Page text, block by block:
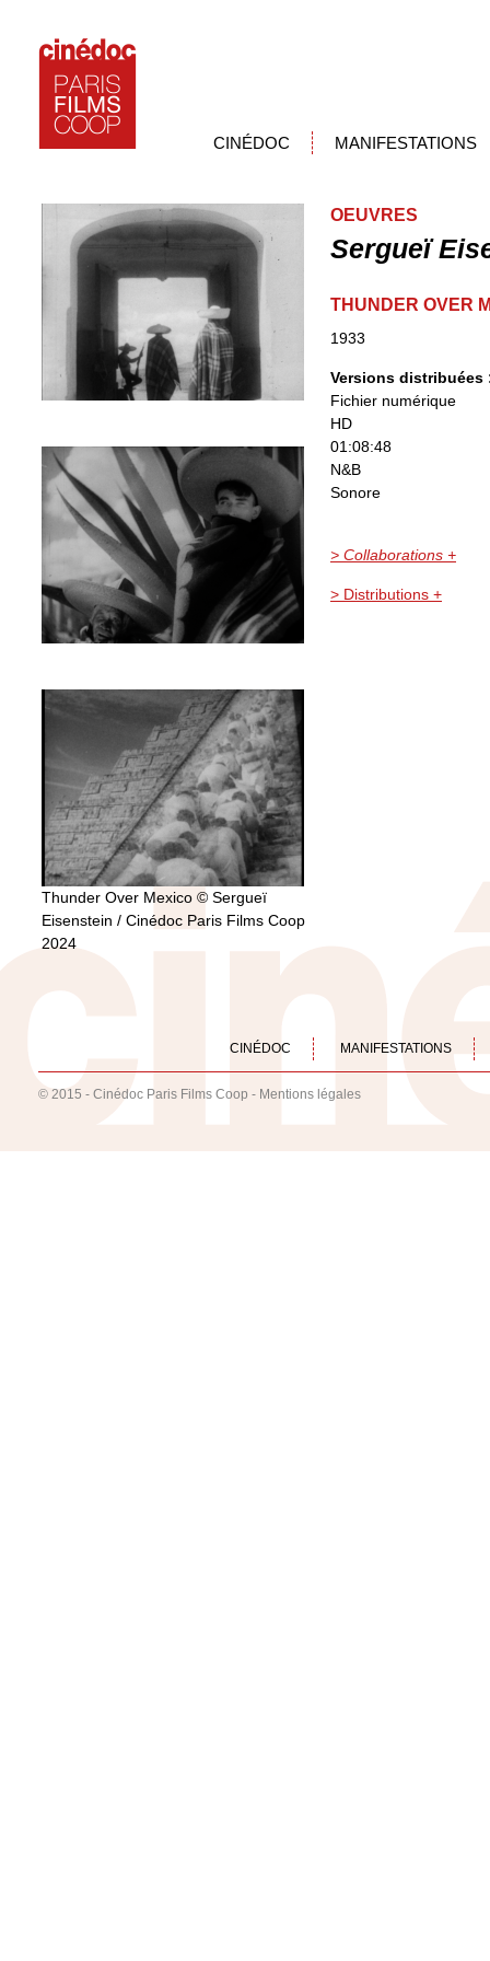
CINÉDOC MANIFESTATIONS
Thunder Over Mexico © Sergueï
Eisenstein / Cinédoc Paris Films Coop
2024
OEUVRES
Sergueï
THUNDER OVER
1933
Versions
Fichier numérique
HD
01:08:48
N&B
Sonore
> Collaborations +
> Distributions +
CINÉDOC MANIFESTATIONS
© 2015 - Cinédoc Paris Films Coop - Mentions légales